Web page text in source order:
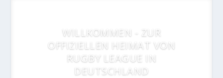
WILLKOMMEN - ZUR
OFFIZIELLEN HEIMAT VON
RUGBY LEAGUE IN
DEUTSCHLAND